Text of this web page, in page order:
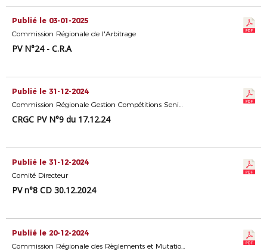
Publié le 03-01-2025
Commission Régionale de l'Arbitrage
PV N°24 - C.R.A
Publié le 31-12-2024
Commission Régionale Gestion Compétitions Seniors
CRGC PV N°9 du 17.12.24
Publié le 31-12-2024
Comité Directeur
PV n°8 CD 30.12.2024
Publié le 20-12-2024
Commission Régionale des Règlements et Mutations